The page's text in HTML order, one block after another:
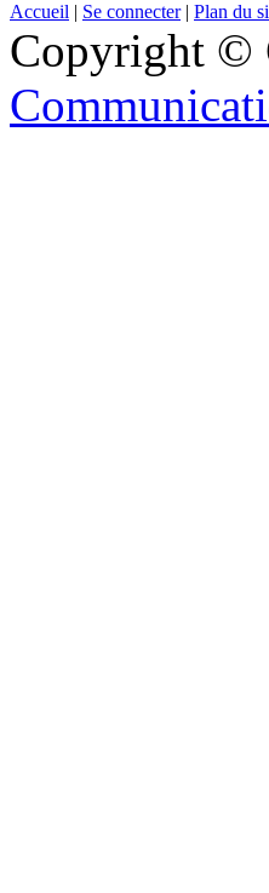
Accueil | Se connecter| Plan du
Copyright ©